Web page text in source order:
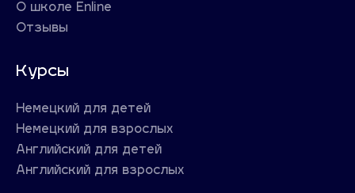
О школе Enline
Отзывы
Курсы
Немецкий для детей
Немецкий для взрослых
Английский для детей
Английский для взрослых